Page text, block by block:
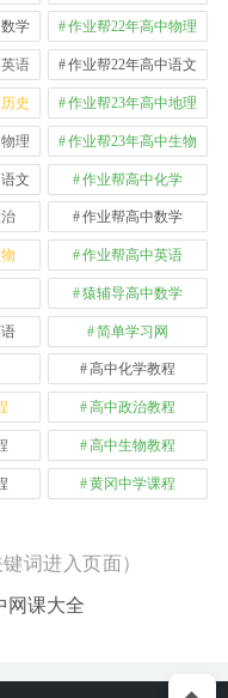
学 作业帮22年高中物理
语 作业帮22年高中语文
史 作业帮23年高中地理
理 作业帮23年高中生物
文 作业帮高中化学
作业帮高中数学
作业帮高中英语
猿辅导高中数学
简单学习网
高中化学教程
高中政治教程
高中生物教程
黄冈中学课程
词进入页面）
网课大全